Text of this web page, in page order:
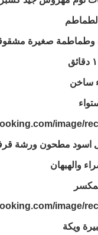
وطماطمة صغيرة
ساخن
اسود مطحون ورشة
والهبهان
ويكة